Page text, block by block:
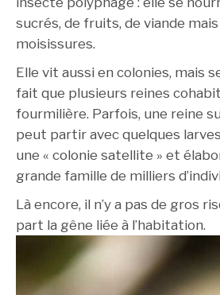
sucrés, de fruits, de viande
moisissures.
Elle vit aussi en colonies, mais
fait que plusieurs reines
fourmilière. Parfois, une reine
peut partir avec quelques
une « colonie satellite » et
grande famille de milliers
Là encore, il n’y a pas de gros
part la gêne liée à l’habitation.